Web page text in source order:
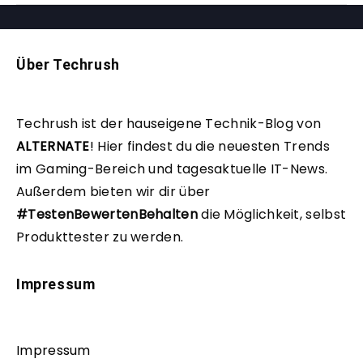
Über Techrush
Techrush ist der hauseigene Technik-Blog von
ALTERNATE! Hier findest du die neuesten Trends
im Gaming-Bereich und tagesaktuelle IT-News.
Außerdem bieten wir dir über
#TestenBewertenBehaltendie Möglichkeit, selbst
Produkttester zu werden.
Impressum
Impressum